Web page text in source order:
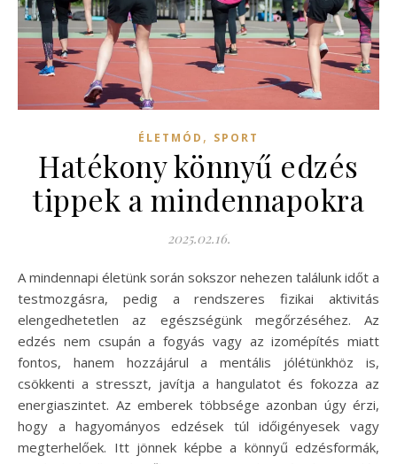
ÉLETMÓD , SPORT
Hatékony könnyű edzés
tippek a mindennapokra
2025.02.16.
A mindennapi életünk során sokszor nehezen találunk időt a
testmozgásra, pedig a rendszeres fizikai aktivitás
elengedhetetlen az egészségünk megőrzéséhez. Az
edzés nem csupán a fogyás vagy az izomépítés miatt
fontos, hanem hozzájárul a mentális jólétünkhöz is,
csökkenti a stresszt, javítja a hangulatot és fokozza az
energiaszintet. Az emberek többsége azonban úgy érzi,
hogy a hagyományos edzések túl időigényesek vagy
megterhelőek. Itt jönnek képbe a könnyű edzésformák,